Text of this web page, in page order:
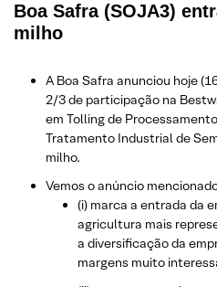
Boa Safra (SOJA3)
milho
A Boa Safra anunciou hoje
2/3 de participação na
em Tolling de
Tratamento Industrial de
milho.
Vemos o anúncio
(i) marca a entrada da
agricultura mais
a diversificação da
margens muito